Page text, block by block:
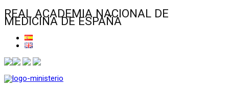
REAL ACADEMIA NACIONAL DE
MEDICINA DE ESPAÑA